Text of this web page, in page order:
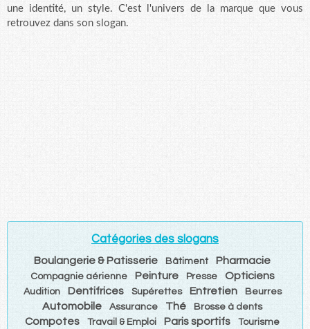
une identité, un style. C'est l'univers de la marque que vous
retrouvez dans son slogan.
Catégories des slogans
Boulangerie & Patisserie Bâtiment Pharmacie
Compagnie aérienne Peinture Presse Opticiens
Audition Dentifrices Supérettes Entretien Beurres
Automobile Assurance Thé Brosse à dents
Compotes Travail & Emploi Paris sportifs Tourisme